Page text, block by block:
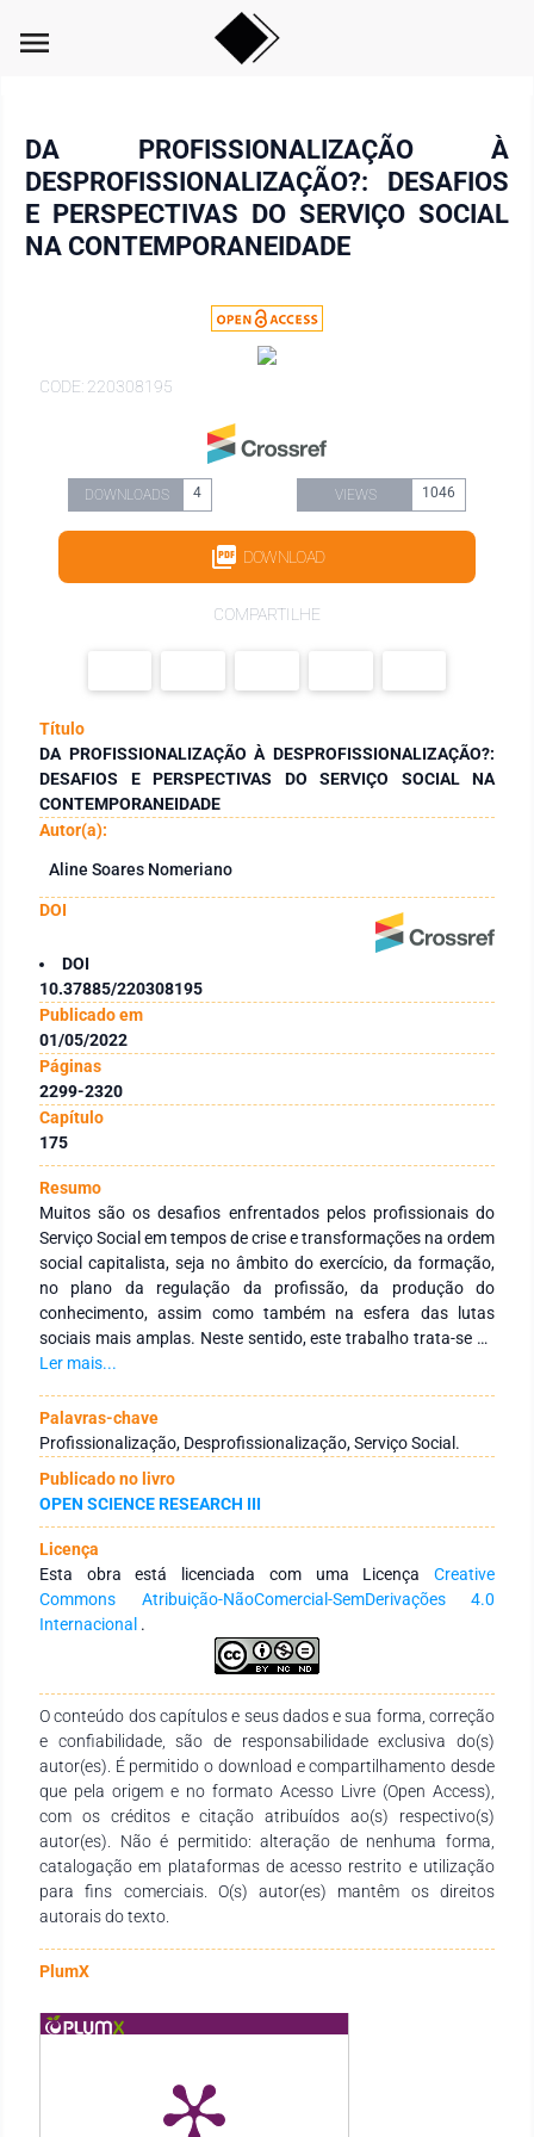
menu
DA PROFISSIONALIZAÇÃO À
DESPROFISSIONALIZAÇÃO?: DESAFIOS
E PERSPECTIVAS DO SERVIÇO SOCIAL
NA CONTEMPORANEIDADE
CODE: 220308195
DOWNLOADS 4 VIEWS 1046
DOWNLOAD
COMPARTILHE
Título
DA PROFISSIONALIZAÇÃO À DESPROFISSIONALIZAÇÃO?:
DESAFIOS E PERSPECTIVAS DO SERVIÇO SOCIAL NA
CONTEMPORANEIDADE
Autor(a):
Aline Soares Nomeriano
DOI
DOI
10.37885/220308195
Publicado em
01/05/2022
Páginas
2299-2320
Capítulo
175
Resumo
Muitos são os desafios enfrentados pelos profissionais do
Serviço Social em tempos de crise e transformações na ordem
social capitalista, seja no âmbito do exercício, da formação,
no plano da regulação da profissão, da produção do
conhecimento, assim como também na esfera das lutas
sociais mais amplas. Neste sentido, este trabalho trata-se de
um estudo de natureza bibliográfica que pretende analisar as
bem como a polêmica relacionada ao processo de
proletarização de certas categorias, e de que forma essa
discussão tem se dado em torno d Serviço Social. Para tanto,
o artigo teve como base metodológica, a concepção
materialista-dialética, e principal aporte teórico, as
contribuições de Guerra (2016; 2017), Netto (2011; 2013),
Iamamoto (2015; 2017),Trindade (2001; 2014) e Braverman
(1987). À guisa de conclusão, pode-se sintetizar em três as
dimensões básicas da profissionalidade: qualificação
especializada, credenciamento profissional e autonomia
técnica; sendo possível sugerir que a referida profissão não
processo de precarização, como outras profissões liberais.
Ler mais...
Palavras-chave
Profissionalização, Desprofissionalização, Serviço Social.
Publicado no livro
OPEN SCIENCE RESEARCH III
Licença
Esta obra está licenciada com uma Licença Creative
Commons Atribuição-NãoComercial-SemDerivações 4.0
Internacional .
O conteúdo dos capítulos e seus dados e sua forma, correção
e confiabilidade, são de responsabilidade exclusiva do(s)
autor(es). É permitido o download e compartilhamento desde
que pela origem e no formato Acesso Livre (Open Access),
com os créditos e citação atribuídos ao(s) respectivo(s)
autor(es). Não é permitido: alteração de nenhuma forma,
catalogação em plataformas de acesso restrito e utilização
para fins comerciais. O(s) autor(es) mantêm os direitos
autorais do texto.
PlumX